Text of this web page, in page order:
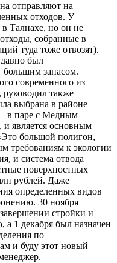
отправляют на
отходов. У
Талнахе, но он не
собранные в
туда тоже отвозят).
был
большим запасом.
современного из
также
выбрана в районе
в паре с Медным –
и является основным
большой полигон,
требованиям к экологии
и система отвода
поверхностных
рублей. Даже
определенных видов
30 ноября
стройки и
1 декабря был назначен
по
и буду этот новый